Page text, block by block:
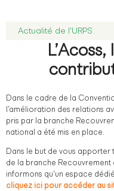
Actualité de l'URPS
Dans le cadre de la
l’amélioration des relations
pris par la branche
national a été mis en place.
Dans le but de vous
de la branche Recouvrement
informons qu’un espace
cliquez ici pour accéder au